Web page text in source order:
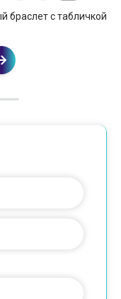
браслет с табличкой